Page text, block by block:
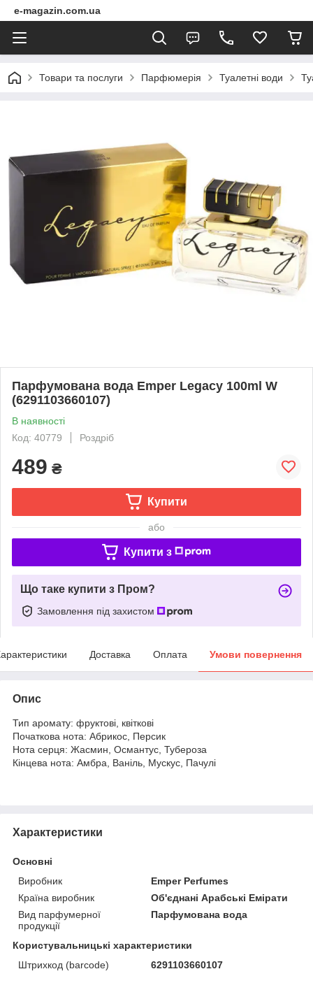
e-magazin.com.ua
Товари та послуги Парфюмерія Туалетні води
Парфумована вода Emper Legacy 100ml W
(6291103660107)
В наявності
Код: 40779
Роздріб
489 ₴
Купити
або
Купити з
Що таке купити з Пром?
Замовлення під захистом
Доставка Оплата Умови повернення
Опис
Тип аромату: фруктові, квіткові
Початкова нота: Абрикос, Персик
Нота серця: Жасмин, Османтус, Тубероза
Кінцева нота: Амбра, Ваніль, Мускус, Пачулі
Характеристики
Основні
Виробник
Emper Perfumes
Країна виробник
Об'єднані Арабські Емірати
Вид парфумерної
продукції
Парфумована вода
Користувальницькі характеристики
Штрихкод (barcode)
6291103660107